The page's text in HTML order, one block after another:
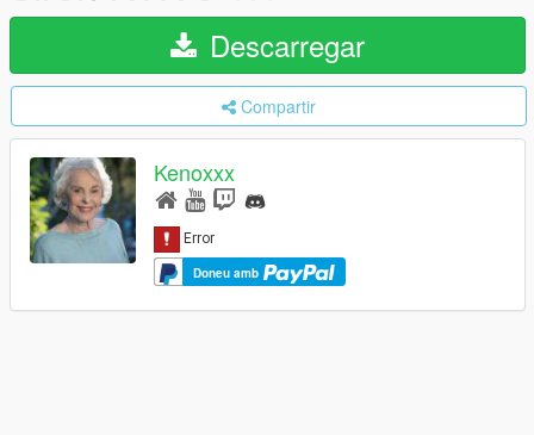
Descarregar
Compartir
Kenoxxx
Doneu amb